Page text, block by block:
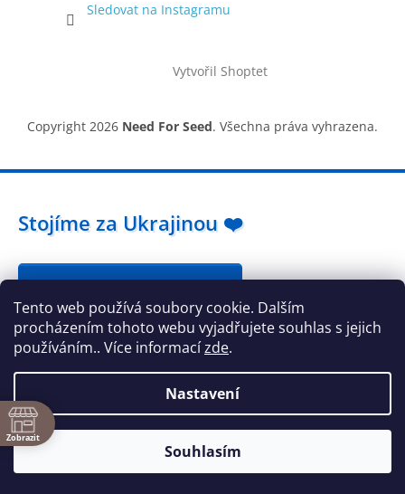
Tento web používá soubory cookie. Dalším
procházením tohoto webu vyjadřujete souhlas s jejich
používáním.. Více informacízde.
Nastavení
Souhlasím
Sledovat na Instagramu
Vytvořil Shoptet
Copyright 2026 Need For Seed. Všechna práva vyhrazena.
Zobrazit
Stojíme za Ukrajinou ❤️